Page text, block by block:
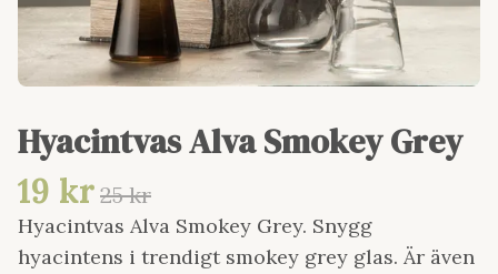
Hyacintvas Alva Smokey Grey
19 kr 25 kr
Hyacintvas Alva Smokey Grey. Snygg
hyacintens i trendigt smokey grey glas. Är även